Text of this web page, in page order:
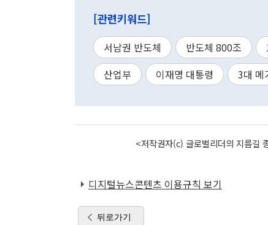
[관련키워드]
서남권 반도체 반도체 800조
산업부
이재명 대통령 3대 메
<저작권자(c) 글로벌리더의 지름길
디지털뉴스콘텐츠 이용규칙 보기
뒤로가기